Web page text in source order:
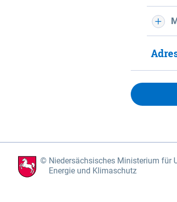
Niedersächsisches Ministerium für
Energie und Klimaschutz